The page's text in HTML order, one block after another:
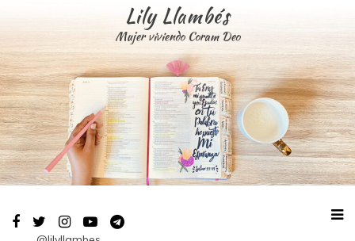
Lily Llambés
Mujer viviendo Coram Deo